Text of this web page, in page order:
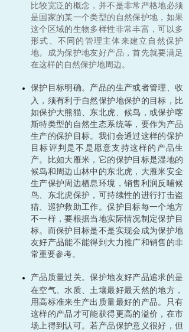
比较宽泛的概念，并不是非常严格地必须
是国家的某一个类型的自然保护地，如果
这个区域的生物多样性非常丰富，可以多
形式、不同的管理主体来建立自然保护
地。成为保护地友好产品，首先就要满足
在这样的自然保护地周边。
保护目标明确。产品的生产或者管理、收
入，须有利于自然保护地保护的目标，比
如保护大熊猫、东北虎、候鸟，或保护喀
斯特类型的自然生态系统等，要作为产品
生产的保护目标。我们会通过这样的保护
目标评判是不是愿意支持这样的产品生
产。比如大雁米，它的保护目标是湿地的
候鸟和周边山林中的东北虎，大雁米安全
生产保护周边栖息环境，销售利润反哺候
鸟、东北虎保护，可持续性的进行打击盗
猎、巡护救助工作。保护目标每一个地方
不一样，要根据当地实际情况制定保护目
标。而保护目标是不是实现会成为保护地
友好产品能不能得到大力推广和销售的非
常重要参考。
产品质量过关。保护地友好产品追求的是
在空气、水质、土壤最好最天然的地方，
用高标准来生产出质量最好的产品。只有
这样的产品才可能获得更高的溢价，在市
场上得到认可。若产品保护意义很好，但